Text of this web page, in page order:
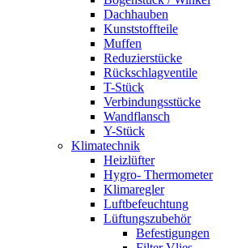
Dachhauben
Kunststoffteile
Muffen
Reduzierstücke
Rückschlagventile
T-Stück
Verbindungsstücke
Wandflansch
Y-Stück
Klimatechnik
Heizlüfter
Hygro- Thermometer
Klimaregler
Luftbefeuchtung
Lüftungszubehör
Befestigungen